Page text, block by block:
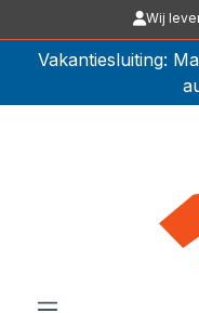
Ga naar de Wij
Vakantiesluiting: